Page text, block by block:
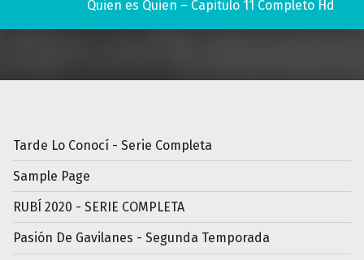
Quien es Quien – Capitulo 11 Completo Hd
Tarde Lo Conocí - Serie Completa
Sample Page
RUBÍ 2020 - SERIE COMPLETA
Pasión De Gavilanes - Segunda Temporada